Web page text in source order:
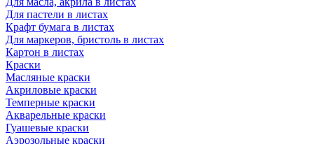
Для пастели в листах
Крафт бумага в листах
Для маркеров, бристоль в листах
Картон в листах
Краски
Масляные краски
Акриловые краски
Темперные краски
Акварельные краски
Гуашевые краски
Аэрозольные краски